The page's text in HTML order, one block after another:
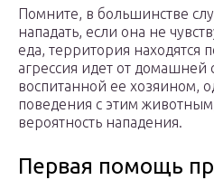
Помните, в большинстве
нападать, если она не
еда, территория находятся
агрессия идет от домашней
воспитанной ее хозяином,
поведения с этим
вероятность нападения.
Первая помощь